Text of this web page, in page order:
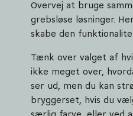
Overvej at bruge
grebsløse løsninger.
skabe den
Tænk over valget af
ikke meget over,
ser ud, men du kan
bryggerset, hvis du